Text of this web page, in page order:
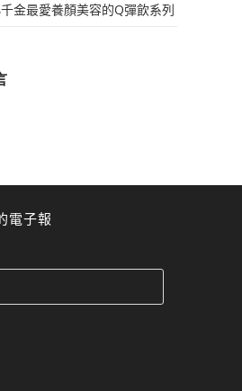
金最愛養顏美容的Q彈飲系列
電子報